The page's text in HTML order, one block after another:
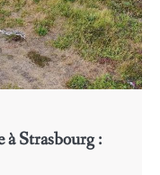
Strasbourg :